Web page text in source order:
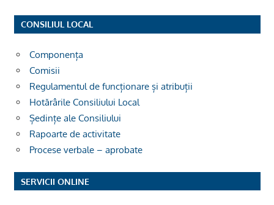
CONSILIUL LOCAL
Componența
Comisii
Regulamentul de funcționare și atribuții
Hotărârile Consiliului Local
Ședințe ale Consiliului
Rapoarte de activitate
Procese verbale – aprobate
SERVICII ONLINE